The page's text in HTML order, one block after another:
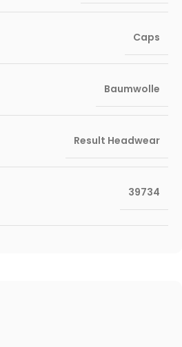
Caps
Baumwolle
Result Headwear
39734